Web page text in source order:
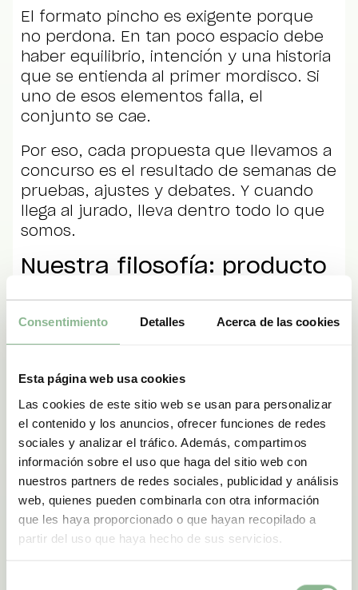
Consentimiento Detalles Acerca de las cookies
Esta página web usa cookies
Las cookies de este sitio web se usan para personalizar
el contenido y los anuncios, ofrecer funciones de redes
sociales y analizar el tráfico. Además, compartimos
información sobre el uso que haga del sitio web con
nuestros partners de redes sociales, publicidad y análisis
web, quienes pueden combinarla con otra información
que les haya proporcionado o que hayan recopilado a
partir del uso que haya hecho de sus servicios.
El formato pincho es exigente porque
no perdona. En tan poco espacio debe
haber equilibrio, intención y una historia
que se entienda al primer mordisco. Si
uno de esos elementos falla, el
conjunto se cae.
Por eso, cada propuesta que llevamos a
concurso es el resultado de semanas de
pruebas, ajustes y debates. Y cuando
llega al jurado, lleva dentro todo lo que
somos.
Nuestra filosofía: producto
Los pinchos premiados de Gastrobar
Sabores comparten la misma esencia
Inspiración viajera, que aporta
matices sin perder identidad.
Técnicas de alta cocina aplicadas a
ingredientes humildes.
Creatividad con propósito, no como
adorno.